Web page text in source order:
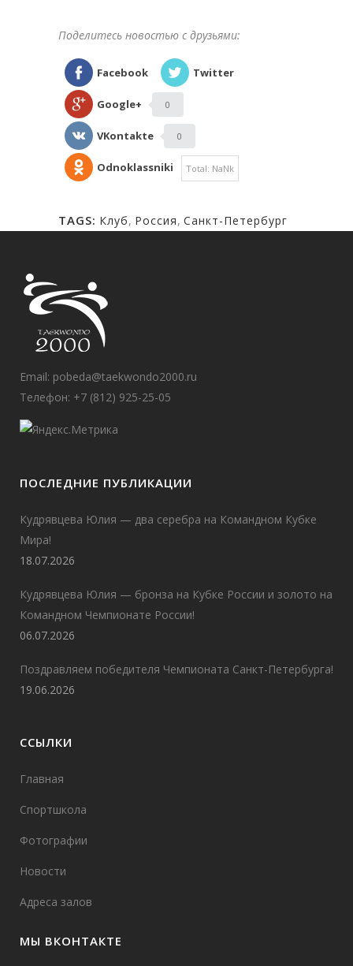
Поделитесь новостью с друзьями:
Facebook Twitter
Google+ 0
VKontakte 0
Odnoklassniki Total: NaNk
TAGS: Клуб, Россия, Санкт-Петербург
Email: pobeda@taekwondo2000.ru
Телефон: +7 (812) 925-25-05
ПОСЛЕДНИЕ ПУБЛИКАЦИИ
Кудрявцева Юлия — два серебра на Командном Кубке
Мира!
18.07.2026
Кудрявцева Юлия — бронза на Кубке России и золото на
Командном Чемпионате России!
06.07.2026
Поздравляем победителя Чемпионата Санкт-Петербурга!
19.06.2026
ССЫЛКИ
Главная
Спортшкола
Фотографии
Новости
Адреса залов
МЫ ВКОНТАКТЕ